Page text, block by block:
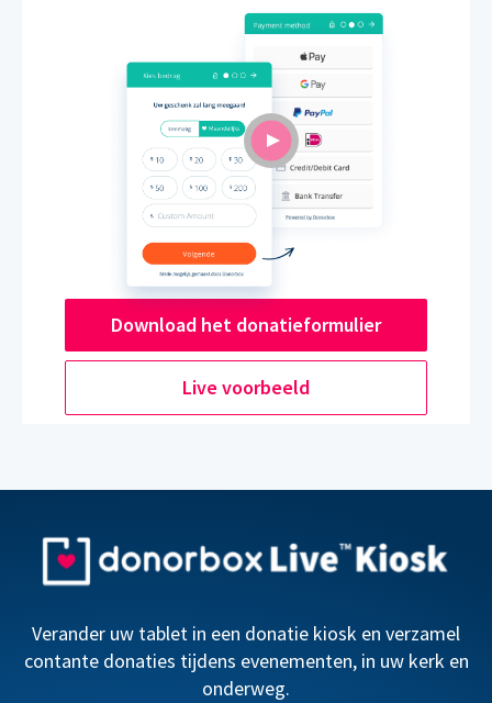
Download het donatieformulier
Live voorbeeld
Verander uw tablet in een donatie kiosk en verzamel
contante donaties tijdens evenementen, in uw kerk en
onderweg.